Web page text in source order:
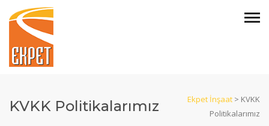
KVKK Politikalarımız Ekpet İnşaat > KVKK
Politikalarımız